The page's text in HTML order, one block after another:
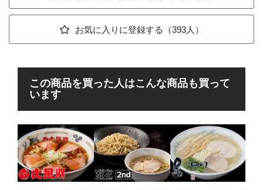
お気に入りに登録する（393人）
この商品を買った人はこんな商品も買って
います